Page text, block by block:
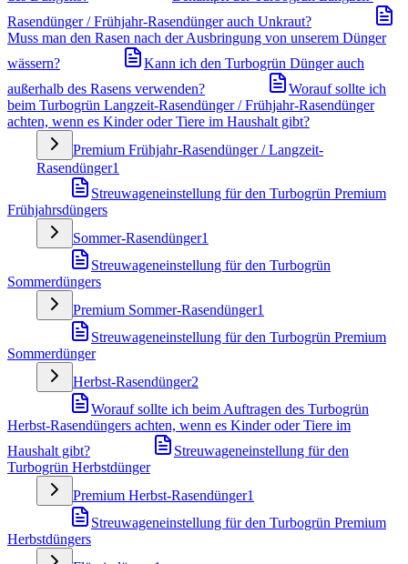
Rasendünger / Frühjahr-Rasendünger auch Unkraut?
Muss man den Rasen nach der Ausbringung von unserem Dünger
wässern?
Kann ich den Turbogrün Dünger auch
außerhalb des Rasens verwenden?
Worauf sollte ich
beim Turbogrün Langzeit-Rasendünger / Frühjahr-Rasendünger
achten, wenn es Kinder oder Tiere im Haushalt gibt?
Premium Frühjahr-Rasendünger / Langzeit-
Rasendünger1
Streuwageneinstellung für den Turbogrün Premium
Frühjahrsdüngers
Sommer-Rasendünger1
Streuwageneinstellung für den Turbogrün
Sommerdüngers
Premium Sommer-Rasendünger1
Streuwageneinstellung für den Turbogrün Premium
Sommerdünger
Herbst-Rasendünger2
Worauf sollte ich beim Auftragen des Turbogrün
Herbst-Rasendüngers achten, wenn es Kinder oder Tiere im
Haushalt gibt?
Streuwageneinstellung für den
Turbogrün Herbstdünger
Premium Herbst-Rasendünger1
Streuwageneinstellung für den Turbogrün Premium
Herbstdüngers